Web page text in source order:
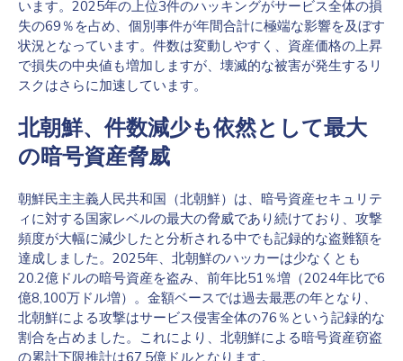
います。2025年の上位3件のハッキングがサービス全体の損
失の69％を占め、個別事件が年間合計に極端な影響を及ぼす
状況となっています。件数は変動しやすく、資産価格の上昇
で損失の中央値も増加しますが、壊滅的な被害が発生するリ
スクはさらに加速しています。
北朝鮮、件数減少も依然として最大
の暗号資産脅威
朝鮮民主主義人民共和国（北朝鮮）は、暗号資産セキュリテ
ィに対する国家レベルの最大の脅威であり続けており、攻撃
頻度が大幅に減少したと分析される中でも記録的な盗難額を
達成しました。2025年、北朝鮮のハッカーは少なくとも
20.2億ドルの暗号資産を盗み、前年比51％増（2024年比で6
億8,100万ドル増）。金額ベースでは過去最悪の年となり、
北朝鮮による攻撃はサービス侵害全体の76％という記録的な
割合を占めました。これにより、北朝鮮による暗号資産窃盗
の累計下限推計は67.5億ドルとなります。